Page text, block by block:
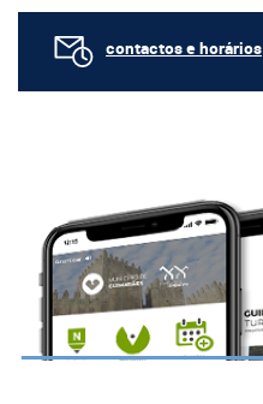
contactos e horários